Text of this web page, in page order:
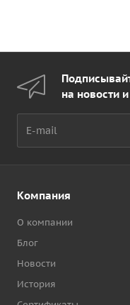
на новости
Компания
О компании
Блог
Новости
История